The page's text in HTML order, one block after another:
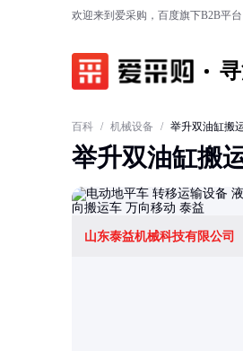
欢迎来到爱采购，百度旗下B2B平台
百科 / 机械设备 / 举升双油缸搬
举升双油缸搬
山东泰益机械科技有限公司